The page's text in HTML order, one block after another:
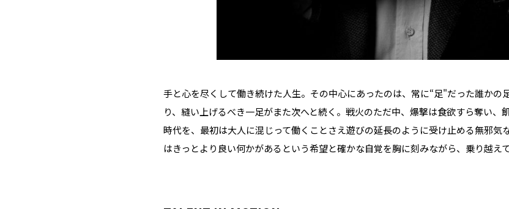
手と心を尽くして働き続けた人生。その中心にあったのは、常に“足"だった――誰か
り、縫い上げるべき一足がまた次へと続く。戦火のただ中、爆撃は食欲すら奪い、
時代を、最初は大人に混じって働くことさえ遊びの延長のように受け止める無邪気
はきっとより良い何かがあるという希望と確かな自覚を胸に刻みながら、乗り越えて